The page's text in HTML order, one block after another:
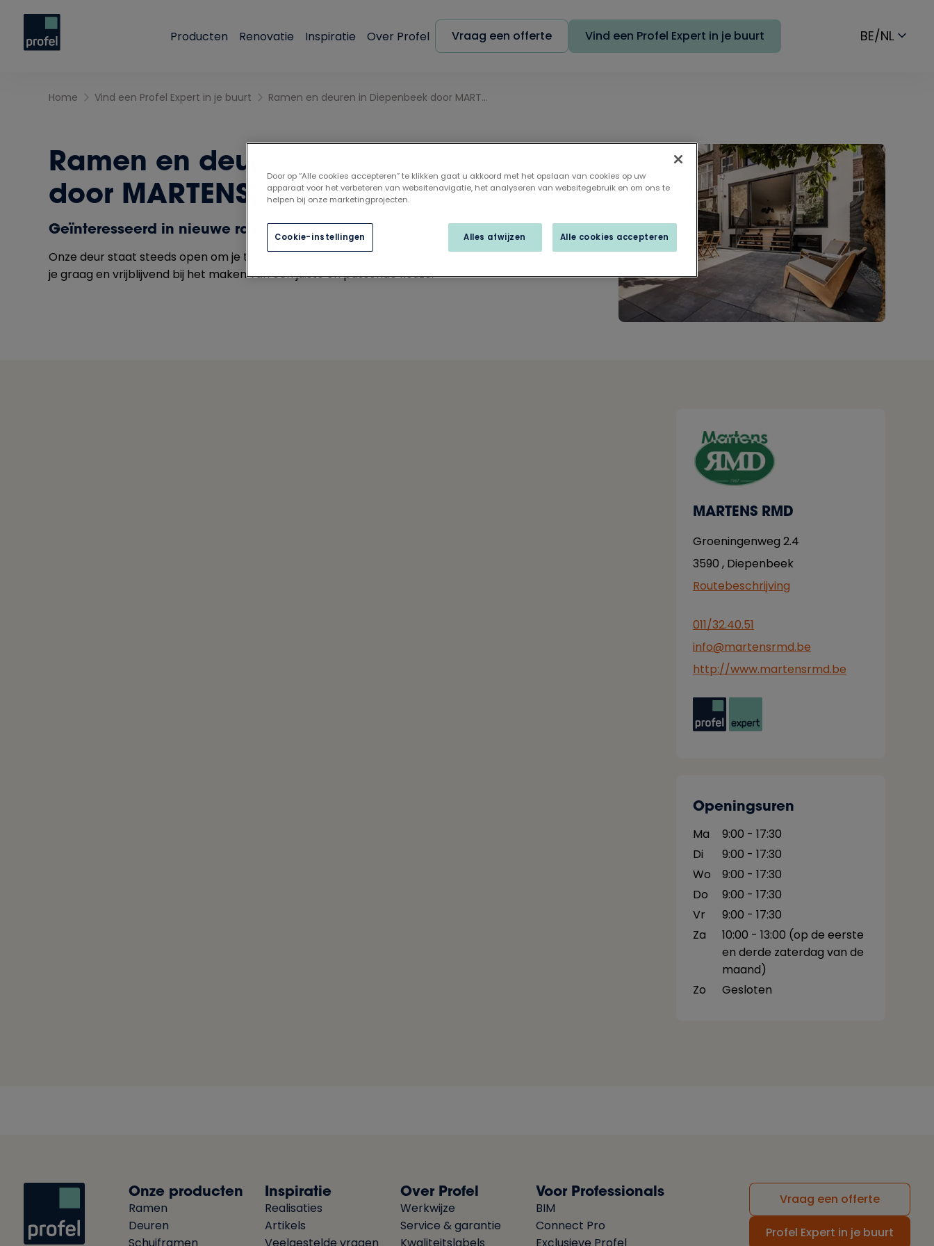
Producten Renovatie Inspiratie Over Profel Vraag een offerte Vind een Profel Expert in je buurt BE/NL
Home Vind een Profel Expert in je buurt Ramen en deuren in Diepenbeek door MARTENS RMD
Ramen en deuren in Diepenbeek
door MARTENS RMD
Geïnteresseerd in nieuwe ramen, deuren of schuifdeuren?
Onze deur staat steeds open om je te adviseren, begeleiden en te inspireren. We helpen
je graag en vrijblijvend bij het maken van een juiste en passende keuze.
MARTENS RMD
Groeningenweg 2.4
3590, Diepenbeek
Routebeschrijving
011/32.40.51
info@martensrmd.be
http://www.martensrmd.be
Openingsuren
Ma
9:00 - 17:30
Di
9:00 - 17:30
Wo
9:00 - 17:30
Do
9:00 - 17:30
Vr
9:00 - 17:30
Za
10:00 - 13:00 (op de eerste
en derde zaterdag van de
maand)
Zo
Gesloten
Onze producten
Ramen
Deuren
Inspiratie
Realisaties
Artikels
Over Profel
Werkwijze
Service & garantie
Voor Professionals
BIM
Connect Pro
Vraag een offerte
Profel Expert in je buurt
Door op “Alle cookies accepteren” te klikken gaat u akkoord met het opslaan van cookies op uw
apparaat voor het verbeteren van websitenavigatie, het analyseren van websitegebruik en om ons te
helpen bij onze marketingprojecten.
Alles afwijzen Alle cookies accepteren
Cookie-instellingen